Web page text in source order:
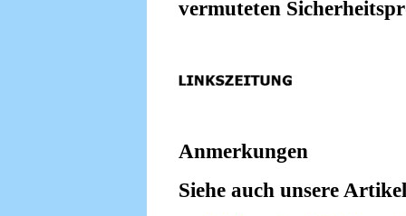
vermuteten
Anmerkungen
Siehe auch unsere